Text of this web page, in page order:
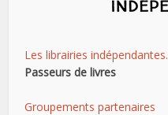
Les librairies indépendantes.
Passeurs de livres
Groupements partenaires